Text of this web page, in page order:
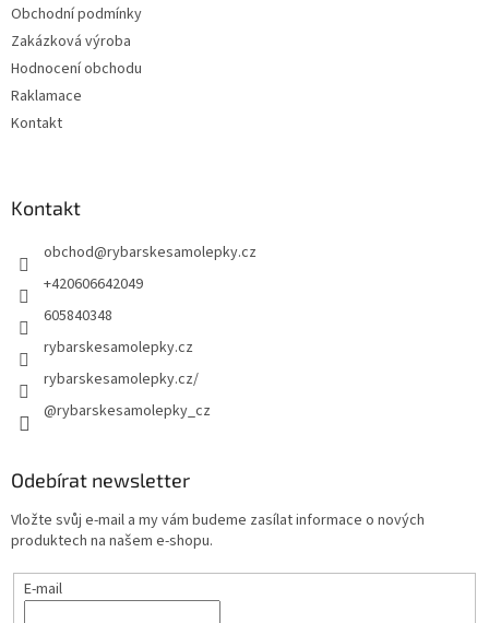
Obchodní podmínky
Zakázková výroba
Hodnocení obchodu
Raklamace
Kontakt
Kontakt
obchod@rybarskesamolepky.cz
+420606642049
605840348
rybarskesamolepky.cz
rybarskesamolepky.cz/
@rybarskesamolepky_cz
Odebírat newsletter
Vložte svůj e-mail a my vám budeme zasílat informace o nových
produktech na našem e-shopu.
E-mail